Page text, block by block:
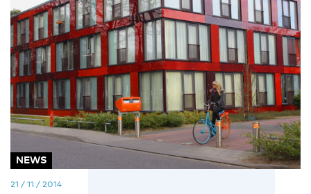
NEWS
21 / 11 / 2014